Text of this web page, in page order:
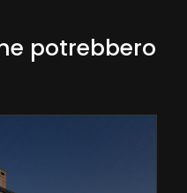
potrebbero